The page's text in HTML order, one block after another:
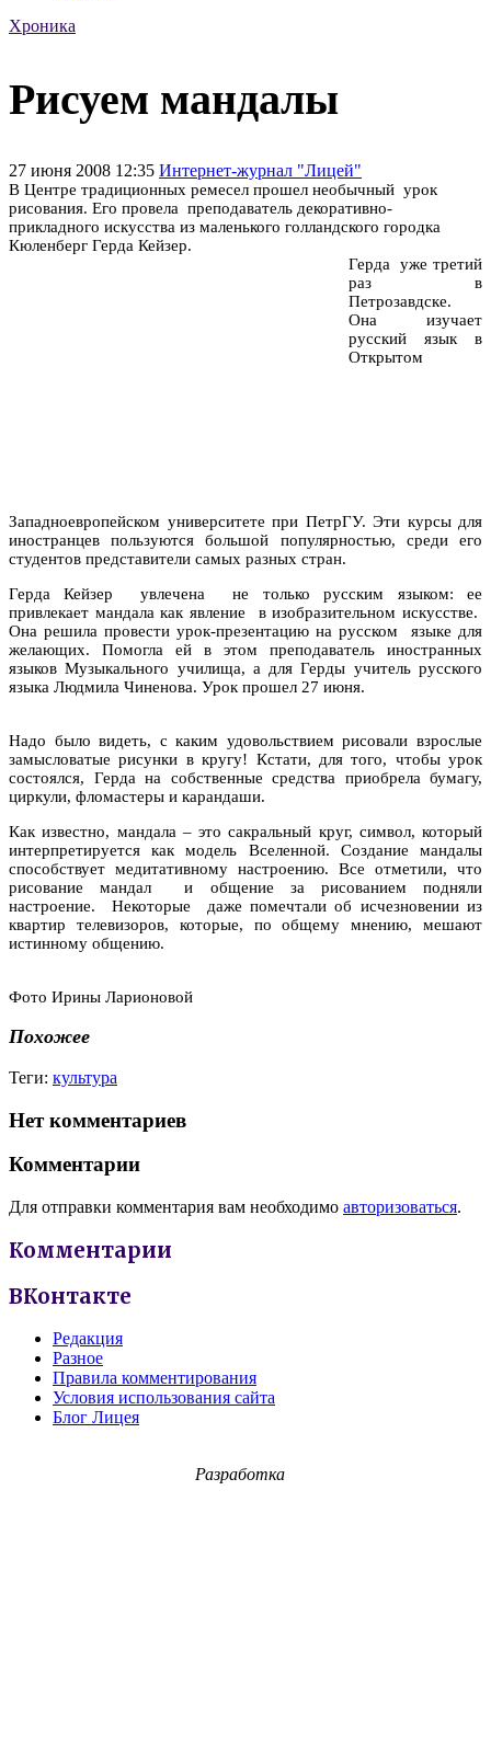
Хроника
Рисуем мандалы
27 июня 2008 12:35 Интернет-журнал "Лицей"
В Центре традиционных ремесел прошел необычный урок
рисования. Его провела преподаватель декоративно-
прикладного искусства из маленького голландского городка
Кюленберг Герда Кейзер.
Герда уже третий
раз в
Петрозавдске.
Она изучает
русский язык в
Открытом
Западноевропейском университете при ПетрГУ. Эти курсы для
иностранцев пользуются большой популярностью, среди его
студентов представители самых разных стран.
Герда Кейзер увлечена не только русским языком: ее
привлекает мандала как явление в изобразительном искусстве.
Она решила провести урок-презентацию на русском языке для
желающих. Помогла ей в этом преподаватель иностранных
языков Музыкального училища, а для Герды учитель русского
языка Людмила Чиненова. Урок прошел 27 июня.
Надо было видеть, с каким удовольствием рисовали взрослые
замысловатые рисунки в кругу! Кстати, для того, чтобы урок
состоялся, Герда на собственные средства приобрела бумагу,
циркули, фломастеры и карандаши.
Как известно, мандала – это сакральный круг, символ, который
интерпретируется как модель Вселенной. Создание мандалы
способствует медитативному настроению. Все отметили, что
рисование мандал и общение за рисованием подняли
настроение. Некоторые даже помечтали об исчезновении из
квартир телевизоров, которые, по общему мнению, мешают
истинному общению.
Фото Ирины Ларионовой
Похожее
Теги: культура
Нет комментариев
Комментарии
Для отправки комментария вам необходимо авторизоваться.
Комментарии
ВКонтакте
Редакция
Разное
Правила комментирования
Условия использования сайта
Блог Лицея
Разработка